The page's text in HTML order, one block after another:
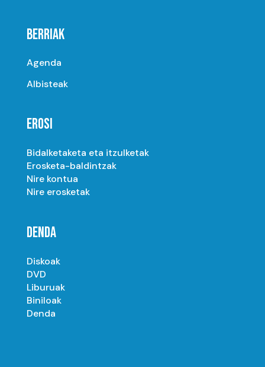
BERRIAK
Agenda
Albisteak
EROSI
Bidalketaketa eta itzulketak
Erosketa-baldintzak
Nire kontua
Nire erosketak
DENDA
Diskoak
DVD
Liburuak
Biniloak
Denda